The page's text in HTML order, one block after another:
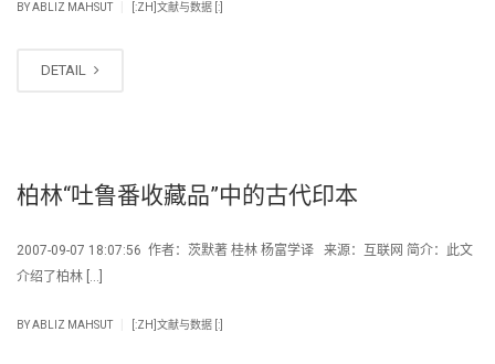
BYABLIZ MAHSUT [:ZH]文献与数据 [:]
DETAIL
柏林“吐鲁番收藏品”中的古代印本
2007-09-07 18:07:56 作者：茨默著 桂林 杨富学译 来源：互联网 简介：此文
介绍了柏林 […]
BYABLIZ MAHSUT [:ZH]文献与数据 [:]